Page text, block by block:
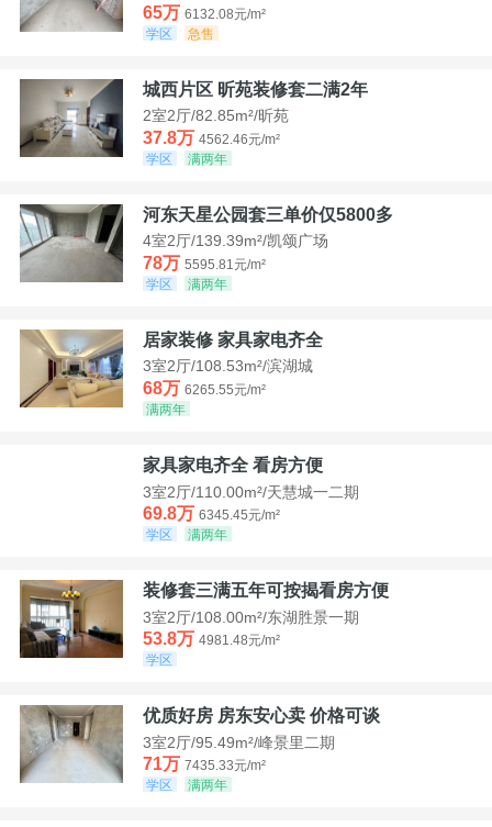
65万 6132.08元/m²
学区
急售
城西片区 昕苑装修套二满2年
2室2厅/82.85m²/昕苑
37.8万 4562.46元/m²
学区
满两年
河东天星公园套三单价仅5800多
4室2厅/139.39m²/凯颂广场
78万 5595.81元/m²
学区
满两年
居家装修 家具家电齐全
3室2厅/108.53m²/滨湖城
68万 6265.55元/m²
满两年
家具家电齐全 看房方便
3室2厅/110.00m²/天慧城一二期
69.8万 6345.45元/m²
学区
满两年
装修套三满五年可按揭看房方便
3室2厅/108.00m²/东湖胜景一期
53.8万 4981.48元/m²
学区
优质好房 房东安心卖 价格可谈
3室2厅/95.49m²/峰景里二期
71万 7435.33元/m²
学区
满两年